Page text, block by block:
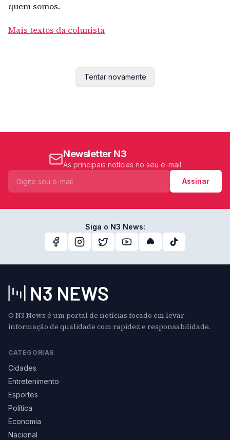
quem somos.
Mais textos da colunista
Tentar novamente
Newsletter N3
As principais notícias no seu e-mail
Assinar
Siga o N3 News:
O N3 News é um portal de notícias focado em levar
informação de qualidade com rapidez e responsabilidade.
CATEGORIAS
Cidades
Entretenimento
Esportes
Política
Economia
Nacional